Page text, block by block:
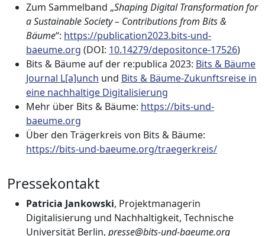
Zum Sammelband „Shaping Digital Transformation for
a Sustainable Society – Contributions from Bits &
Bäume“: https://publication2023.bits-und-
baeume.org (DOI: 10.14279/depositonce-17526)
Bits & Bäume auf der re:publica 2023: Bits & Bäume
Journal L[a]unch und Bits & Bäume-Zukunftsreise in
eine nachhaltige Digitalisierung
Mehr über Bits & Bäume: https://bits-und-
baeume.org
Über den Trägerkreis von Bits & Bäume:
https://bits-und-baeume.org/traegerkreis/
Pressekontakt
Patricia Jankowski, Projektmanagerin
Digitalisierung und Nachhaltigkeit, Technische
Universität Berlin, presse@bits-und-baeume.org